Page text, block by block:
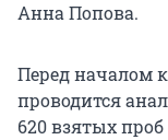
Анна Попова.
Перед началом
проводится
620 взятых